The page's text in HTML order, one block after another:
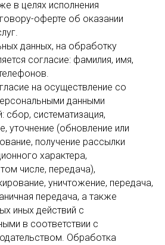
в целях исполнения
оферте об оказании
данных, на обработку
согласие: фамилия, имя,
на осуществление со
данными
сбор, систематизация,
уточнение (обновление или
получение рассылки
характера,
числе, передача),
уничтожение, передача,
передача, а также
иных действий с
в соответствии с
Обработка